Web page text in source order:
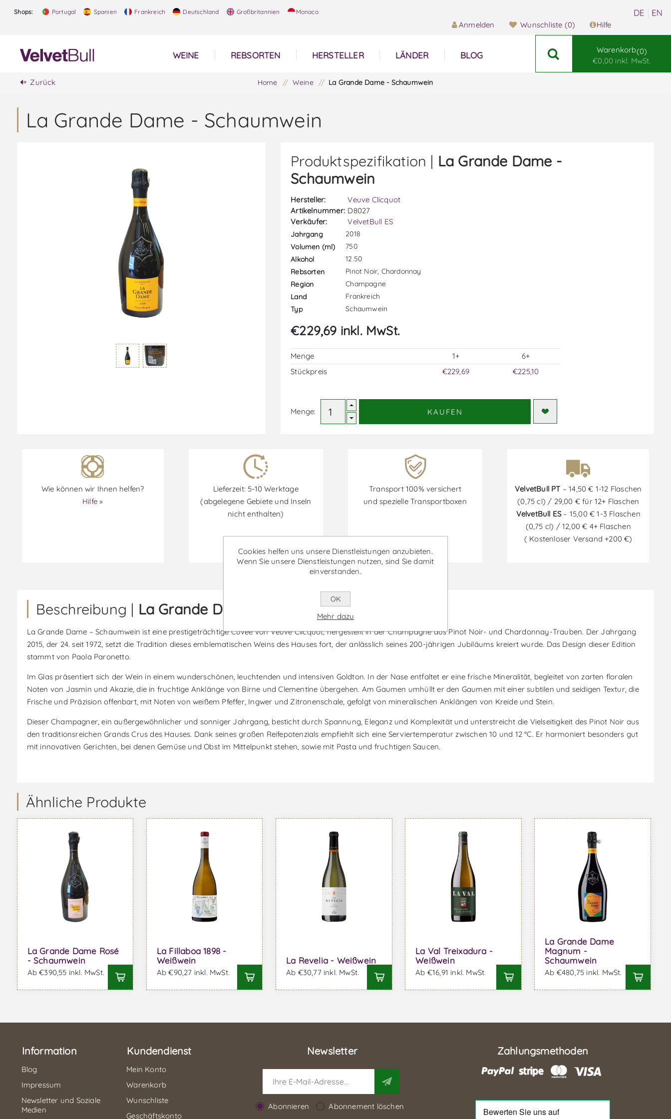
Shops: Portugal Spanien Frankreich Deutschland Großbritannien Monaco
Anmelden Wunschliste (0) Hilfe
WEINE REBSORTEN HERSTELLER LÄNDER BLOG
Warenkorb 0
€0,00 inkl. MwSt.
Zurück Home / Weine / La Grande Dame - Schaumwein
La Grande Dame - Schaumwein
Produktspezifikation | La Grande Dame -
Schaumwein
Hersteller:
Veuve Clicquot
Artikelnummer: D8027
Verkäufer:
VelvetBull ES
Jahrgang
2018
Volumen (ml)
750
Alkohol
12.50
Rebsorten
Pinot Noir, Chardonnay
Region
Champagne
Land
Frankreich
Typ
Schaumwein
€229,69 inkl. MwSt.
Menge 1+
6+
Stückpreis
€229,69 €225,10
Menge: KAUFEN
Wie können wir Ihnen helfen?
Hilfe »
Lieferzeit: 5-10 Werktage
(abgelegene Gebiete und Inseln
nicht enthalten)
Transport 100% versichert
und spezielle Transportboxen
VelvetBull PT – 14,50 € 1-12 Flaschen
(0,75 cl) / 29,00 € für 12+ Flaschen
VelvetBull ES– 15,00 € 1-3 Flaschen
(0,75 cl) / 12,00 € 4+ Flaschen
( Kostenloser Versand +200 €)
Rabatte sind vom 30/06/2026 bis zum 30/09/2026 verfügbar.
Beschreibung | La Grande Dame - Schaumwein
La Grande Dame – Schaumwein ist eine prestigeträchtige Cuvée von Veuve Clicquot, hergestellt in der Champagne aus Pinot Noir- und Chardonnay-Trauben. Der Jahrgang
2015, der 24. seit 1972, setzt die Tradition dieses emblematischen Weins des Hauses fort, der anlässlich seines 200-jährigen Jubiläums kreiert wurde. Das Design dieser Edition
stammt von Paola Paronetto.
Im Glas präsentiert sich der Wein in einem wunderschönen, leuchtenden und intensiven Goldton. In der Nase entfaltet er eine frische Mineralität, begleitet von zarten floralen
Noten von Jasmin und Akazie, die in fruchtige Anklänge von Birne und Clementine übergehen. Am Gaumen umhüllt er den Gaumen mit einer subtilen und seidigen Textur, die
Frische und Präzision offenbart, mit Noten von weißem Pfeffer, Ingwer und Zitronenschale, gefolgt von mineralischen Anklängen von Kreide und Stein.
Dieser Champagner, ein außergewöhnlicher und sonniger Jahrgang, besticht durch Spannung, Eleganz und Komplexität und unterstreicht die Vielseitigkeit des Pinot Noir aus
den traditionsreichen Grands Crus des Hauses. Dank seines großen Reifepotenzials empfiehlt sich eine Serviertemperatur zwischen 10 und 12 °C. Er harmoniert besonders gut
mit innovativen Gerichten, bei denen Gemüse und Obst im Mittelpunkt stehen, sowie mit Pasta und fruchtigen Saucen.
Ähnliche Produkte
La Grande Dame Rosé
- Schaumwein
Ab €390,55 inkl. MwSt.
La Fillaboa 1898 -
Weißwein
Ab €90,27 inkl. MwSt.
La Revelia - Weißwein
Ab €30,77 inkl. MwSt.
La Val Treixadura -
Weißwein
Ab €16,91 inkl. MwSt.
La Grande Dame
Magnum -
Schaumwein
Ab €480,75 inkl. MwSt.
Information
Blog
Impressum
Newsletter und Soziale
Medien
Kundendienst
Mein Konto
Warenkorb
Wunschliste
Geschäftskonto
Newsletter
Abonnieren Abonnement löschen
Zahlungsmethoden
Cookies helfen uns unsere Dienstleistungen anzubieten.
Wenn Sie unsere Dienstleistungen nutzen, sind Sie damit
einverstanden.
OK
Mehr dazu